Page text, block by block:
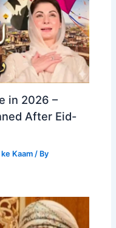
in 2026 –
After Eid-
Kaam/ By